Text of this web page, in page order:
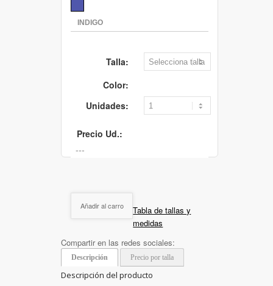
Talla:
Color:
Unidades:
Precio Ud.:
Añadir al carro
Tabla de tallas y
medidas
Compartir en las redes sociales:
Descripción Precio por talla
Descripción del producto